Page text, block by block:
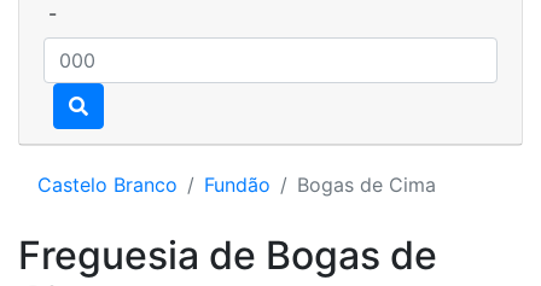
-
Castelo Branco Fundão Bogas de Cima
Freguesia de Bogas de